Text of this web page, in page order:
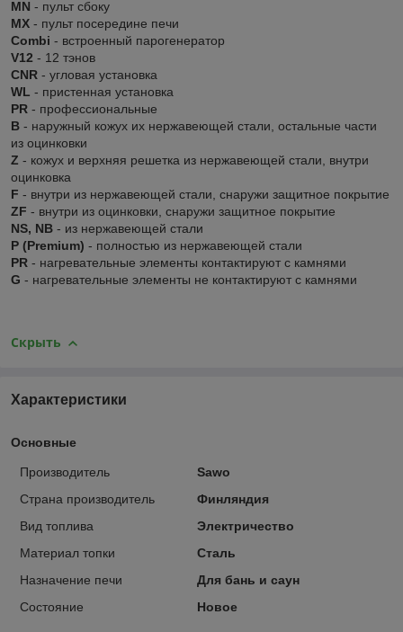
MN - пульт сбоку
MX - пульт посередине печи
Combi - встроенный парогенератор
V12 - 12 тэнов
CNR - угловая установка
WL - пристенная установка
PR - профессиональные
В - наружный кожух их нержавеющей стали, остальные части
из оцинковки
Z - кожух и верхняя решетка из нержавеющей стали, внутри
оцинковка
F - внутри из нержавеющей стали, снаружи защитное покрытие
ZF - внутри из оцинковки, снаружи защитное покрытие
NS, NB - из нержавеющей стали
P (Premium) - полностью из нержавеющей стали
PR - нагревательные элементы контактируют с камнями
G - нагревательные элементы не контактируют с камнями
Скрыть
Характеристики
Основные
Производитель
Sawo
Страна производитель
Финляндия
Вид топлива
Электричество
Материал топки
Сталь
Назначение печи
Для бань и саун
Состояние
Новое